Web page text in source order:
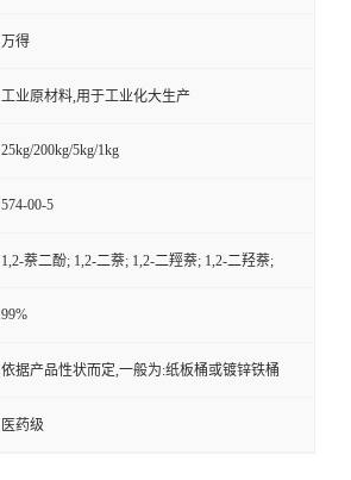
万得
工业原材料,用于工业化大生产
25kg/200kg/5kg/1kg
574-00-5
1,2-萘二酚; 1,2-二萘; 1,2-二羥萘; 1,2-二羟萘;
99%
依据产品性状而定,一般为:纸板桶或镀锌铁桶
医药级